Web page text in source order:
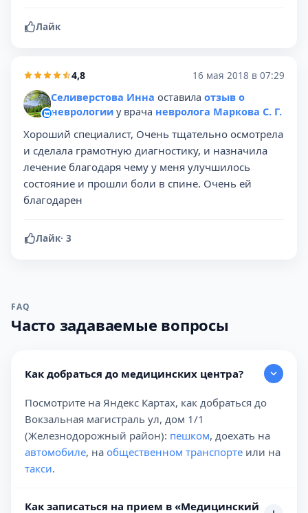
Лайк
4,8 16 мая 2018 в 07:29
Селиверстова Инна оставила отзыв о
неврологии у врача невролога Маркова С. Г.
Хороший специалист, Очень тщательно осмотрела
и сделала грамотную диагностику, и назначила
лечение благодаря чему у меня улучшилось
состояние и прошли боли в спине. Очень ей
благодарен
Лайк· 3
FAQ
Часто задаваемые вопросы
Как добраться до медицинских центра?
Посмотрите на Яндекс Картах, как добраться до
Вокзальная магистраль ул, дом 1/1
(Железнодорожный район): пешком, доехать на
автомобиле, на общественном транспорте или на
такси.
Как записаться на прием в «Медицинский